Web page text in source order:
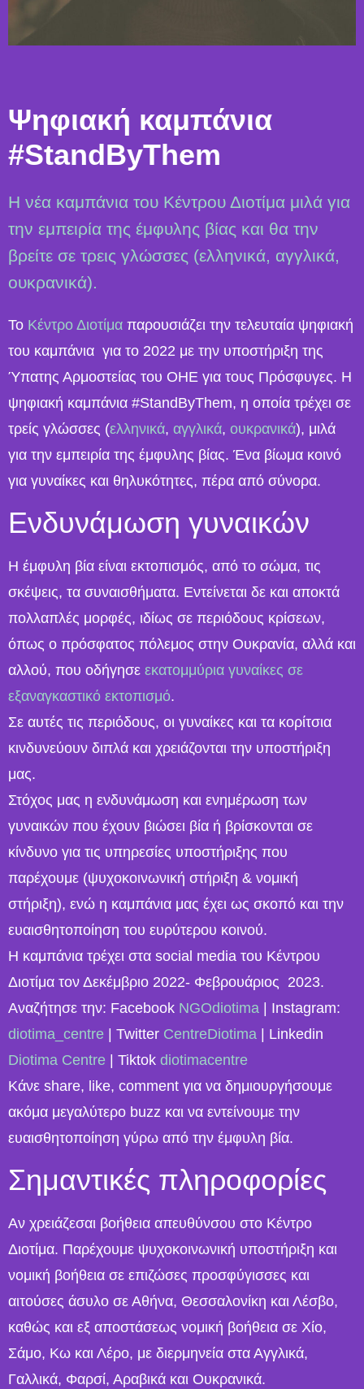
Ψηφιακή καμπάνια
#StandΒyΤhem
Η νέα καμπάνια του Κέντρου Διοτίμα μιλά για
την εμπειρία της έμφυλης βίας και θα την
βρείτε σε τρεις γλώσσες (ελληνικά, αγγλικά,
ουκρανικά).
Το Κέντρο Διοτίμα παρουσιάζει την τελευταία ψηφιακή
του καμπάνια για το 2022 με την υποστήριξη της
Ύπατης Αρμοστείας του ΟΗΕ για τους Πρόσφυγες. Η
ψηφιακή καμπάνια #StandΒyΤhem, η οποία τρέχει σε
τρείς γλώσσες (ελληνικά, αγγλικά, ουκρανικά), μιλά
για την εμπειρία της έμφυλης βίας. Ένα βίωμα κοινό
για γυναίκες και θηλυκότητες, πέρα από σύνορα.
Eνδυνάμωση γυναικών
Η έμφυλη βία είναι εκτοπισμός, από το σώμα, τις
σκέψεις, τα συναισθήματα. Εντείνεται δε και αποκτά
πολλαπλές μορφές, ιδίως σε περιόδους κρίσεων,
όπως ο πρόσφατος πόλεμος στην Ουκρανία, αλλά και
αλλού, που οδήγησε εκατομμύρια γυναίκες σε
εξαναγκαστικό εκτοπισμό.
Σε αυτές τις περιόδους, οι γυναίκες και τα κορίτσια
κινδυνεύουν διπλά και χρειάζονται την υποστήριξη
μας.
Στόχος μας η ενδυνάμωση και ενημέρωση των
γυναικών που έχουν βιώσει βία ή βρίσκονται σε
κίνδυνο για τις υπηρεσίες υποστήριξης που
παρέχουμε (ψυχοκοινωνική στήριξη & νομική
στήριξη), ενώ η καμπάνια μας έχει ως σκοπό και την
ευαισθητοποίηση του ευρύτερου κοινού.
Η καμπάνια τρέχει στα social media του Κέντρου
Διοτίμα τον Δεκέμβριο 2022- Φεβρουάριος 2023.
Αναζήτησε την: Facebook NGOdiotima | Instagram:
diotima_centre | Twitter CentreDiotima | Linkedin
Diotima Centre | Tiktok diotimacentre
Κάνε share, like, comment για να δημιουργήσουμε
ακόμα μεγαλύτερο buzz και να εντείνουμε την
ευαισθητοποίηση γύρω από την έμφυλη βία.
Σημαντικές πληροφορίες
Αν χρειάζεσαι βοήθεια απευθύνσου στο Κέντρο
Διοτίμα. Παρέχουμε ψυχοκοινωνική υποστήριξη και
νομική βοήθεια σε επιζώσες προσφύγισσες και
αιτούσες άσυλο σε Αθήνα, Θεσσαλονίκη και Λέσβο,
καθώς και εξ αποστάσεως νομική βοήθεια σε Χίο,
Σάμο, Κω και Λέρο, με διερμηνεία στα Αγγλικά,
Γαλλικά, Φαρσί, Αραβικά και Ουκρανικά.